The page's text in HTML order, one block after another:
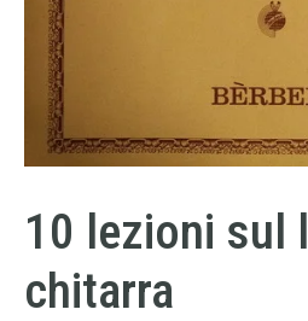
10 lezioni sul
chitarra